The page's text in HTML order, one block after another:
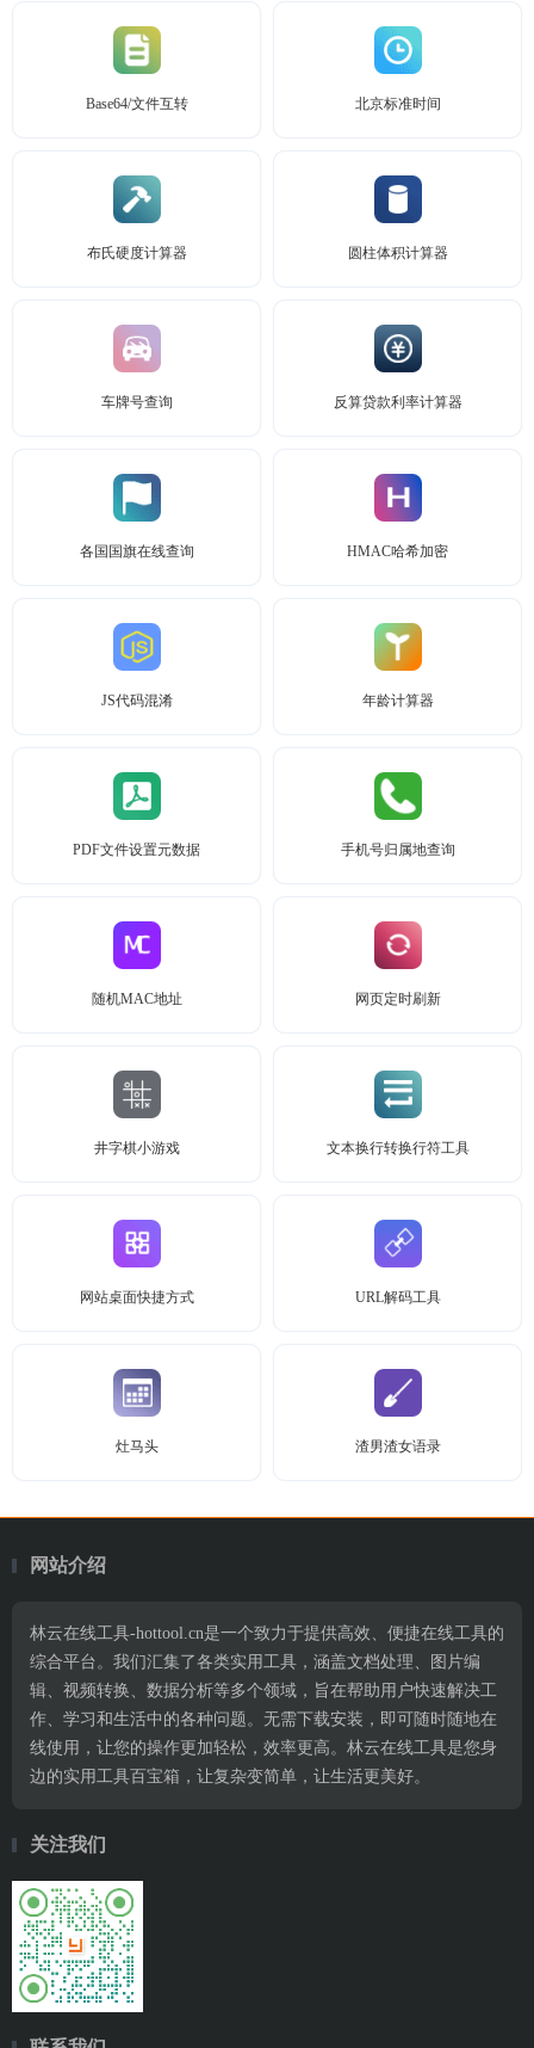
Base64/文件互转 北京标准时间
布氏硬度计算器 圆柱体积计算器
车牌号查询 反算贷款利率计算器
各国国旗在线查询 HMAC哈希加密
JS代码混淆 年龄计算器
PDF文件设置元数据 手机号归属地查询
随机MAC地址 网页定时刷新
井字棋小游戏 文本换行转换行符工具
网站桌面快捷方式 URL解码工具
灶马头 渣男渣女语录
网站介绍
林云在线工具-hottool.cn是一个致力于提供高效、便捷在线工具的
综合平台。我们汇集了各类实用工具，涵盖文档处理、图片编
辑、视频转换、数据分析等多个领域，旨在帮助用户快速解决工
作、学习和生活中的各种问题。无需下载安装，即可随时随地在
线使用，让您的操作更加轻松，效率更高。林云在线工具是您身
边的实用工具百宝箱，让复杂变简单，让生活更美好。
关注我们